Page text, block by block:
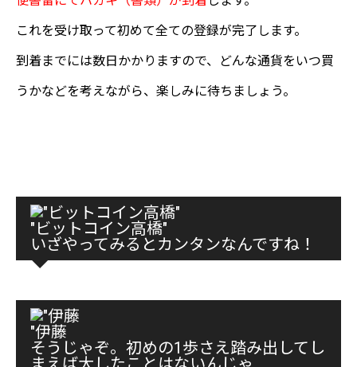
これを受け取って初めて全ての登録が完了します。
到着までには数日かかりますので、どんな通貨をいつ買
うかなどを考えながら、楽しみに待ちましょう。
"ビットコイン高橋"
いざやってみるとカンタンなんですね！
"伊藤
そうじゃぞ。初めの1歩さえ踏み出してし